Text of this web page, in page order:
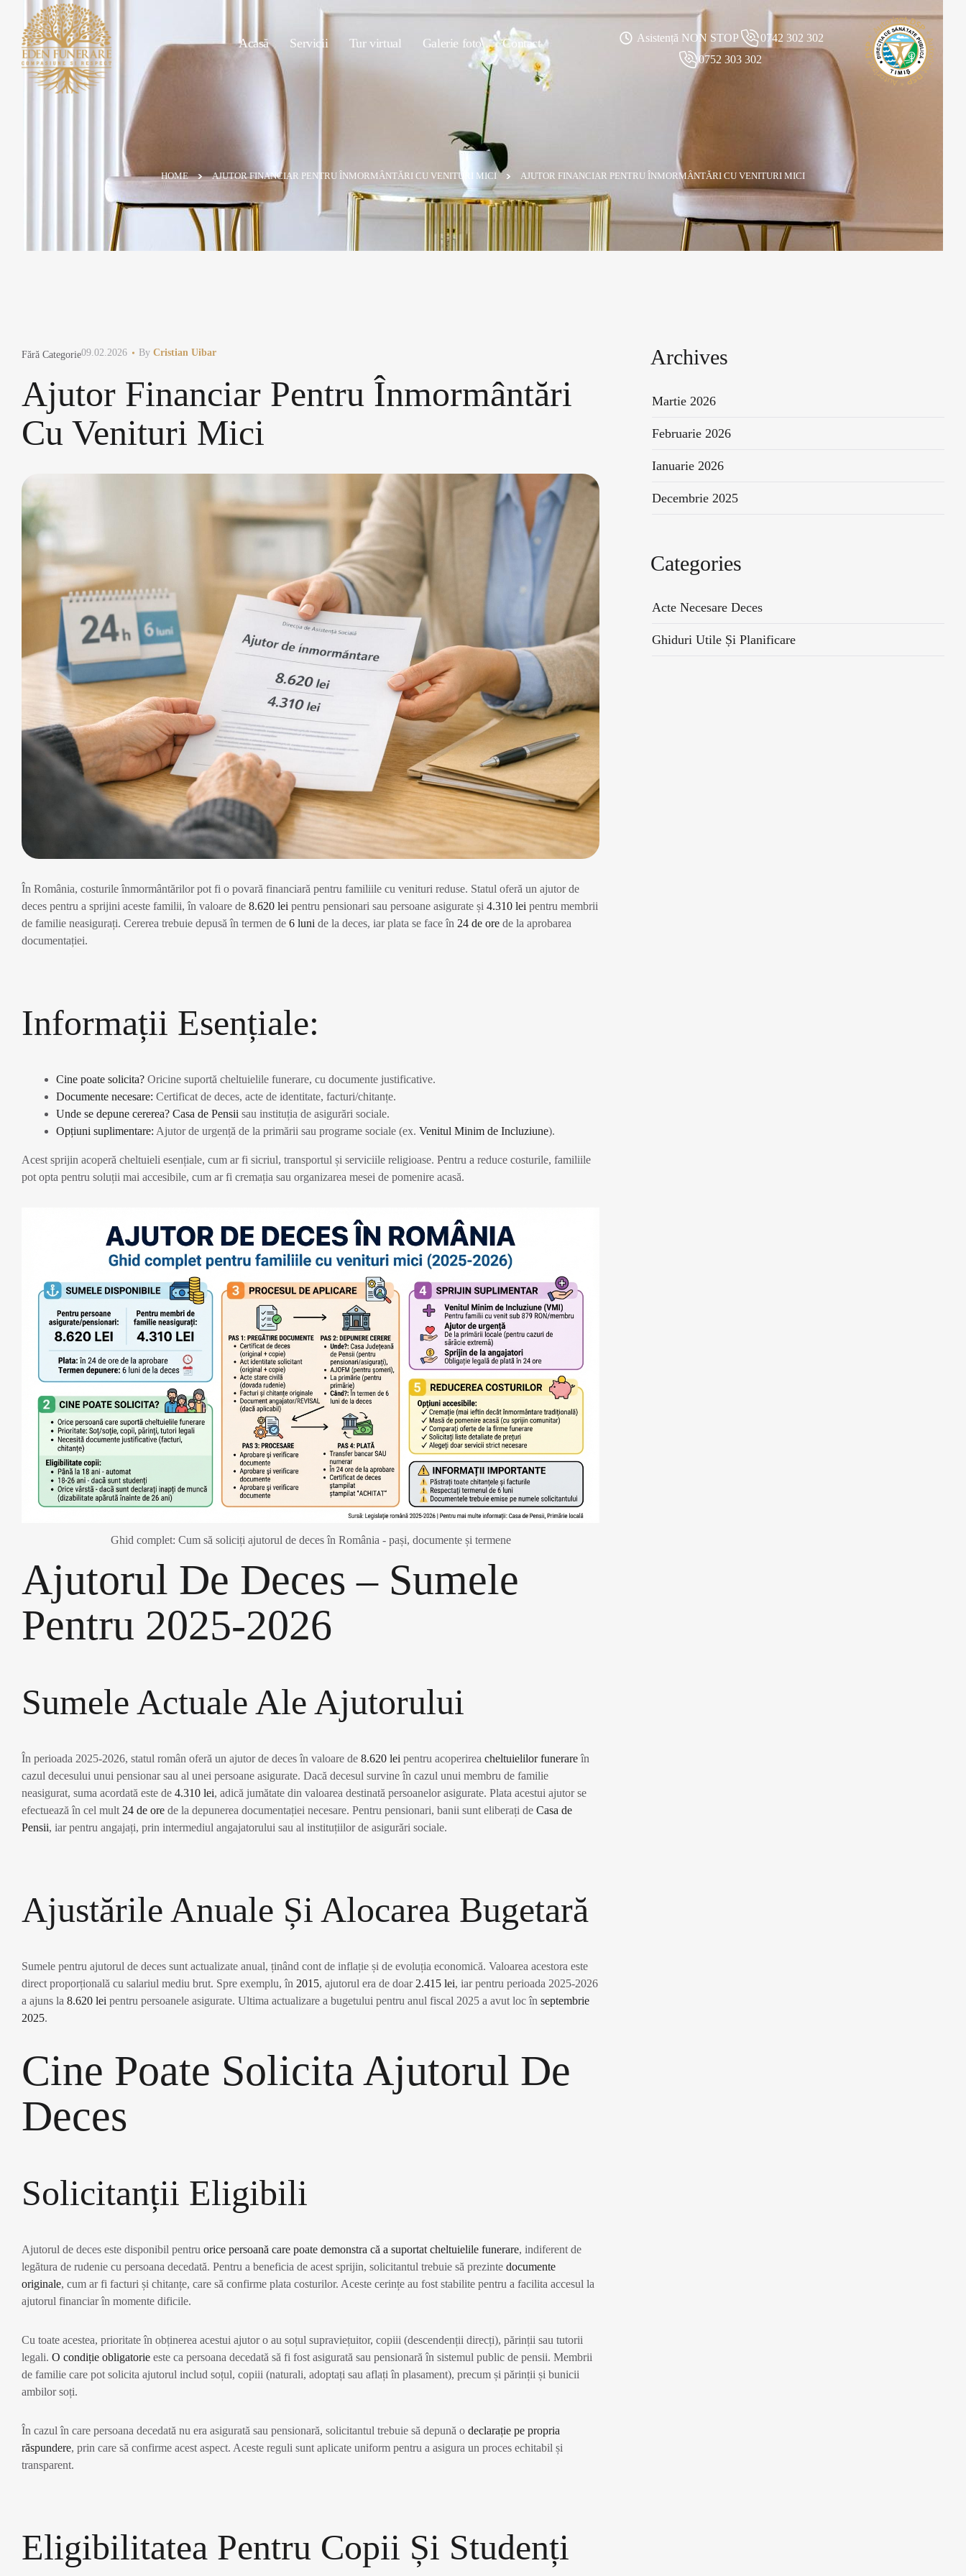
Acasă Servicii Tur virtual Galerie foto Contact Asistență NON STOP
0742 302 302
0752 303 302
HOME AJUTOR FINANCIAR PENTRU ÎNMORMÂNTĂRI CU VENITURI MICI AJUTOR FINANCIAR PENTRU ÎNMORMÂNTĂRI CU VENITURI MICI
Fără Categorie By Cristian Uibar
09.02.2026
Ajutor Financiar Pentru Înmormântări
Cu Venituri Mici
În România, costurile înmormântărilor pot fi o povară financiară pentru familiile cu venituri reduse. Statul oferă un ajutor de
deces pentru a sprijini aceste familii, în valoare de 8.620 lei pentru pensionari sau persoane asigurate și 4.310 lei pentru membrii
de familie neasigurați. Cererea trebuie depusă în termen de 6 luni de la deces, iar plata se face în 24 de ore de la aprobarea
documentației.
Informații Esențiale:
Cine poate solicita? Oricine suportă cheltuielile funerare, cu documente justificative.
Documente necesare: Certificat de deces, acte de identitate, facturi/chitanțe.
Unde se depune cererea? Casa de Pensii sau instituția de asigurări sociale.
Opțiuni suplimentare: Ajutor de urgență de la primării sau programe sociale (ex. Venitul Minim de Incluziune).
Acest sprijin acoperă cheltuieli esențiale, cum ar fi sicriul, transportul și serviciile religioase. Pentru a reduce costurile, familiile
pot opta pentru soluții mai accesibile, cum ar fi cremația sau organizarea mesei de pomenire acasă.
Ghid complet: Cum să soliciți ajutorul de deces în România - pași, documente și termene
Ajutorul De Deces – Sumele
Pentru 2025-2026
Sumele Actuale Ale Ajutorului
În perioada 2025-2026, statul român oferă un ajutor de deces în valoare de 8.620 lei pentru acoperirea cheltuielilor funerareîn
cazul decesului unui pensionar sau al unei persoane asigurate. Dacă decesul survine în cazul unui membru de familie
neasigurat, suma acordată este de 4.310 lei, adică jumătate din valoarea destinată persoanelor asigurate. Plata acestui ajutor se
efectuează în cel mult 24 de ore de la depunerea documentației necesare. Pentru pensionari, banii sunt eliberați de Casa de
Pensii, iar pentru angajați, prin intermediul angajatorului sau al instituțiilor de asigurări sociale.
Ajustările Anuale Și Alocarea Bugetară
Sumele pentru ajutorul de deces sunt actualizate anual, ținând cont de inflație și de evoluția economică. Valoarea acestora este
direct proporțională cu salariul mediu brut. Spre exemplu, în 2015, ajutorul era de doar 2.415 lei, iar pentru perioada 2025-2026
a ajuns la 8.620 lei pentru persoanele asigurate. Ultima actualizare a bugetului pentru anul fiscal 2025 a avut loc în septembrie
2025.
Cine Poate Solicita Ajutorul De
Deces
Solicitanții Eligibili
Ajutorul de deces este disponibil pentru orice persoană care poate demonstra că a suportat cheltuielile funerare, indiferent de
legătura de rudenie cu persoana decedată. Pentru a beneficia de acest sprijin, solicitantul trebuie să prezinte documente
originale, cum ar fi facturi și chitanțe, care să confirme plata costurilor. Aceste cerințe au fost stabilite pentru a facilita accesul la
ajutorul financiar în momente dificile.
Cu toate acestea, prioritate în obținerea acestui ajutor o au soțul supraviețuitor, copiii (descendenții direcți), părinții sau tutorii
legali. O condiție obligatorie este ca persoana decedată să fi fost asigurată sau pensionară în sistemul public de pensii. Membrii
de familie care pot solicita ajutorul includ soțul, copiii (naturali, adoptați sau aflați în plasament), precum și părinții și bunicii
ambilor soți.
În cazul în care persoana decedată nu era asigurată sau pensionară, solicitantul trebuie să depună o declarație pe propria
răspundere, prin care să confirme acest aspect. Aceste reguli sunt aplicate uniform pentru a asigura un proces echitabil și
transparent.
Eligibilitatea Pentru Copii Și Studenți
Archives
Martie 2026
Februarie 2026
Ianuarie 2026
Decembrie 2025
Categories
Acte Necesare Deces
Ghiduri Utile Și Planificare